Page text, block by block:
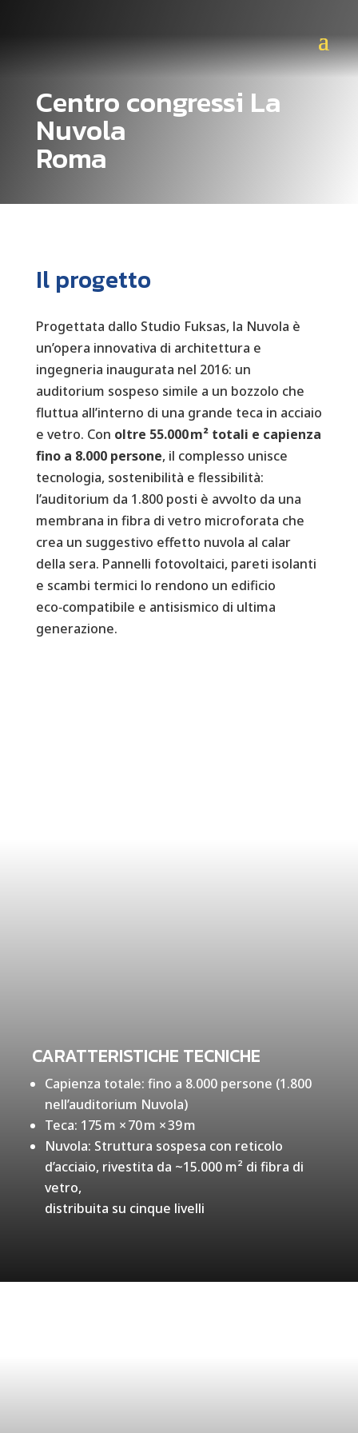
Centro congressi La
Nuvola
Roma
Il progetto
Progettata dallo Studio Fuksas, la Nuvola è
un’opera innovativa di architettura e
ingegneria inaugurata nel 2016: un
auditorium sospeso simile a un bozzolo che
fluttua all’interno di una grande teca in acciaio
e vetro. Con oltre 55.000 m² totali e capienza
fino a 8.000 persone, il complesso unisce
tecnologia, sostenibilità e flessibilità:
l’auditorium da 1.800 posti è avvolto da una
membrana in fibra di vetro microforata che
crea un suggestivo effetto nuvola al calar
della sera. Pannelli fotovoltaici, pareti isolanti
e scambi termici lo rendono un edificio
eco‑compatibile e antisismico di ultima
generazione.
CARATTERISTICHE TECNICHE
Capienza totale: fino a 8.000 persone (1.800
nell’auditorium Nuvola)
Teca: 175 m × 70 m × 39 m
Nuvola: Struttura sospesa con reticolo
d’acciaio, rivestita da ~15.000 m² di fibra di
vetro,
distribuita su cinque livelli